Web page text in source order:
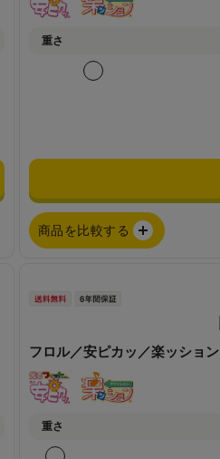
重さ
商品を比較する
フロル／安ピカッ／楽ッション
重さ